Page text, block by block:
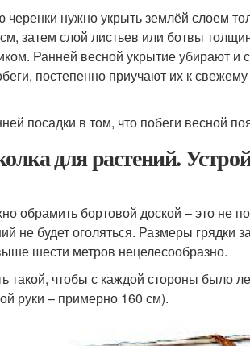
нужно укрыть землёй слоем
затем слой листьев или ботвы
Ранней весной укрытие убирают и
постепенно приучают их к
посадки в том, что побеги весной
для растений.
обрамить бортовой доской – это не
не будет оголяться. Размеры грядки
шести метров нецелесообразно.
чтобы с каждой стороны было
руки – примерно 160 см).